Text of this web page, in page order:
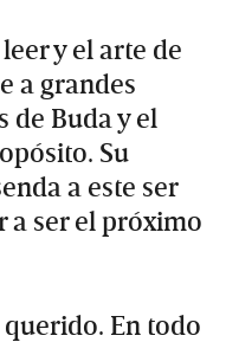
y el arte de
a grandes
de Buda y el
Su
a este ser
a ser el próximo
En todo